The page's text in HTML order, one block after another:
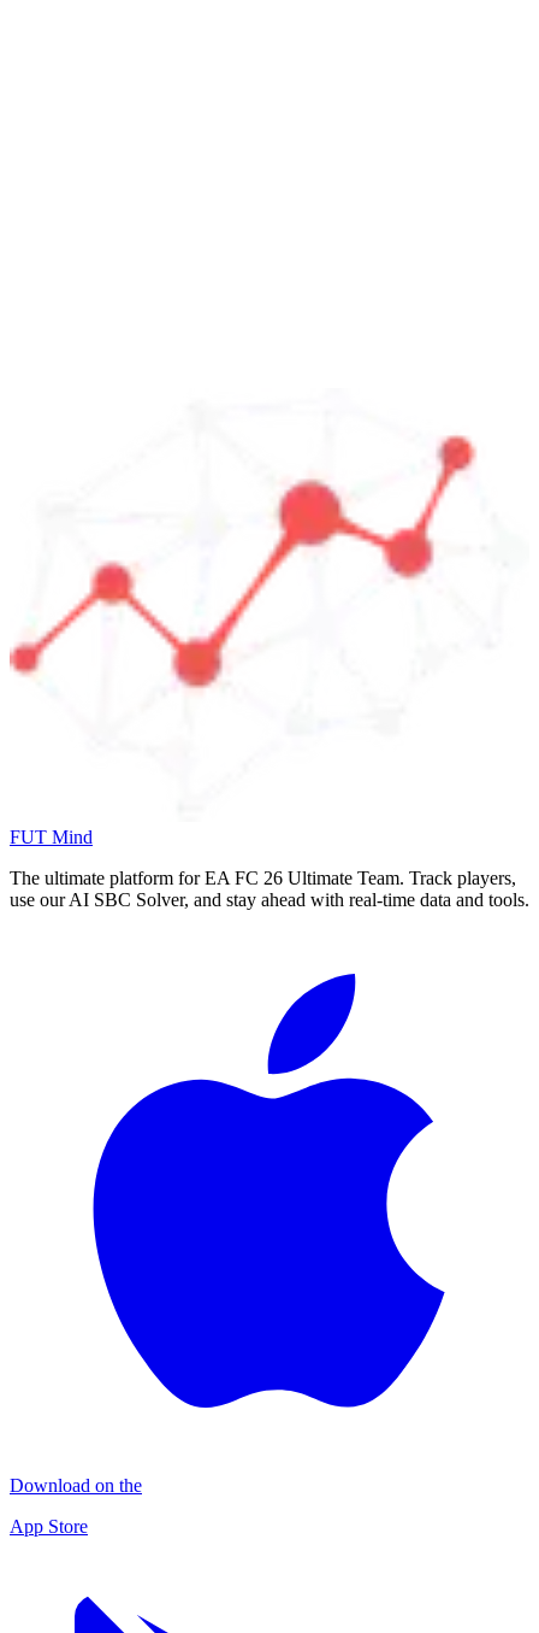
FUT Mind
The ultimate platform for EA FC 26 Ultimate Team. Track players,
use our AI SBC Solver, and stay ahead with real-time data and tools.
Download on the
App Store